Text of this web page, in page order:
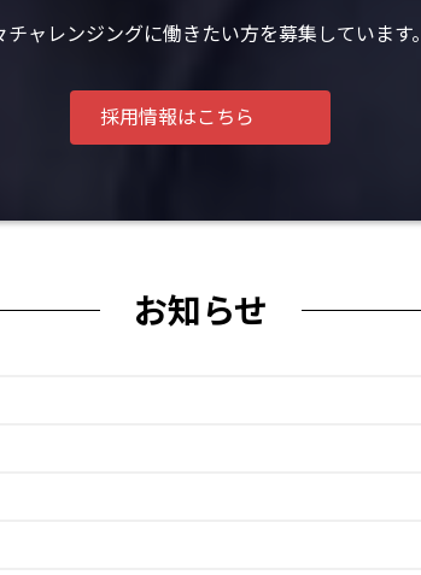
チャレンジングに働きたい方を募集しています。
採用情報はこちら
お知らせ